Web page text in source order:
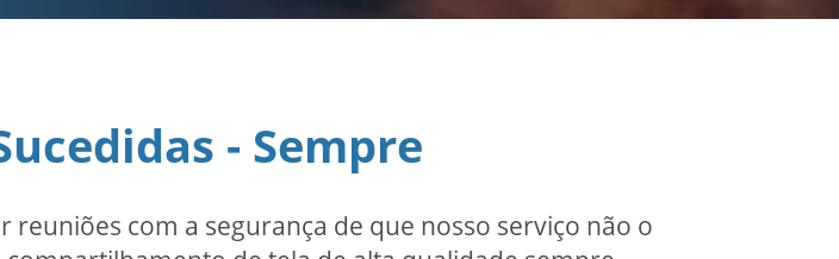
- Sempre
reuniões com a segurança de que nosso serviço não o